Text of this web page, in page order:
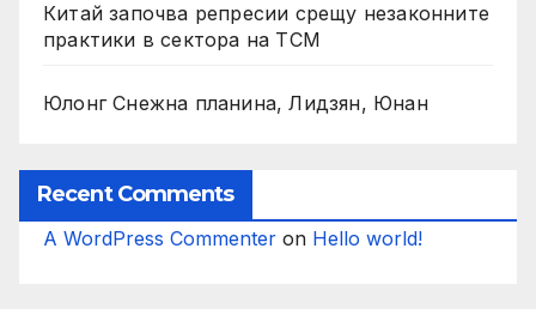
Китай започва репресии срещу незаконните
практики в сектора на TCM
Юлонг Снежна планина, Лидзян, Юнан
Recent Comments
A WordPress Commenter on Hello world!